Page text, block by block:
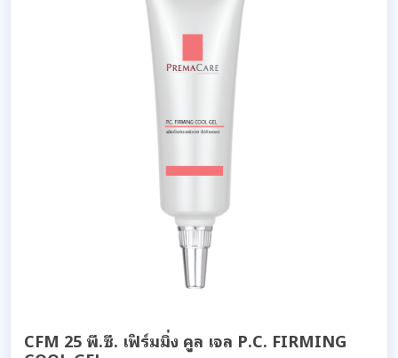
CFM 25 พี.ซี. เฟิร์มมิ่ง คูล เจล P.C. FIRMING